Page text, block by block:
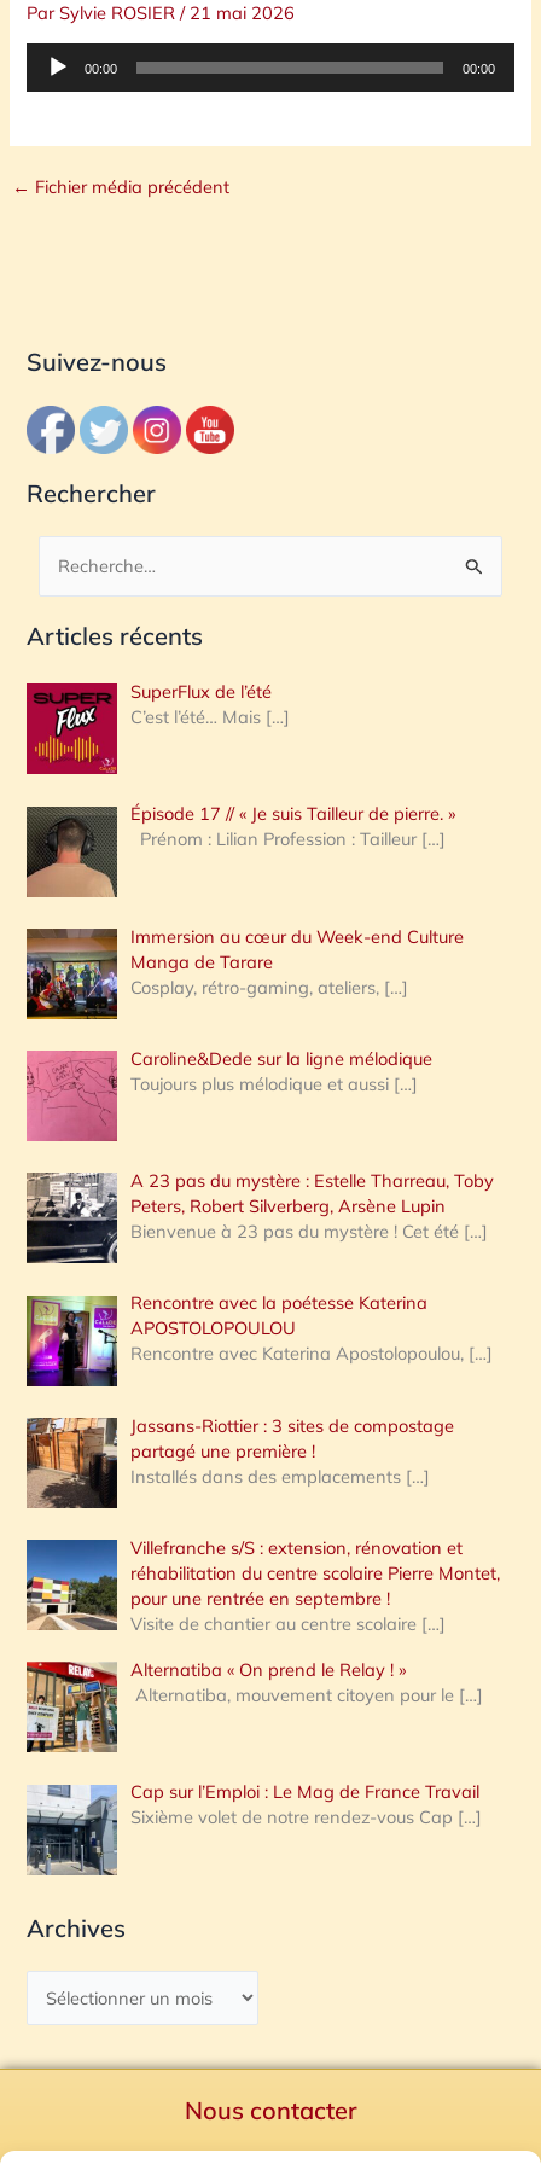
ParSylvie ROSIER/ 21 mai 2026
Lecteur
00:00 00:00
← Fichier média précédent
Suivez-nous
Rechercher
c
e
r
c
h
e
:
Articles récents
SuperFlux de l’été
C’est l’été… Mais […]
Épisode 17 // « Je suis Tailleur de pierre. »
Prénom : Lilian Profession : Tailleur […]
Immersion au cœur du Week-end Culture
Manga de Tarare
Cosplay, rétro-gaming, ateliers, […]
Caroline&Dede sur la ligne mélodique
Toujours plus mélodique et aussi […]
A 23 pas du mystère : Estelle Tharreau, Toby
Peters, Robert Silverberg, Arsène Lupin
Bienvenue à 23 pas du mystère ! Cet été […]
Rencontre avec la poétesse Katerina
APOSTOLOPOULOU
Rencontre avec Katerina Apostolopoulou, […]
Jassans-Riottier : 3 sites de compostage
partagé une première !
Installés dans des emplacements […]
Villefranche s/S : extension, rénovation et
réhabilitation du centre scolaire Pierre Montet,
pour une rentrée en septembre !
Visite de chantier au centre scolaire […]
Alternatiba « On prend le Relay ! »
Alternatiba, mouvement citoyen pour le […]
Cap sur l’Emploi : Le Mag de France Travail
Sixième volet de notre rendez-vous Cap […]
Archives
Nous contacter